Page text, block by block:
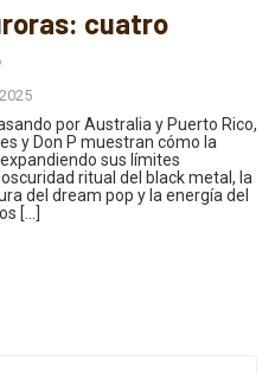
cuatro
por Australia y Puerto Rico,
y Don P muestran cómo la
sus límites
ritual del black metal, la
del dream pop y la energía del
[…]